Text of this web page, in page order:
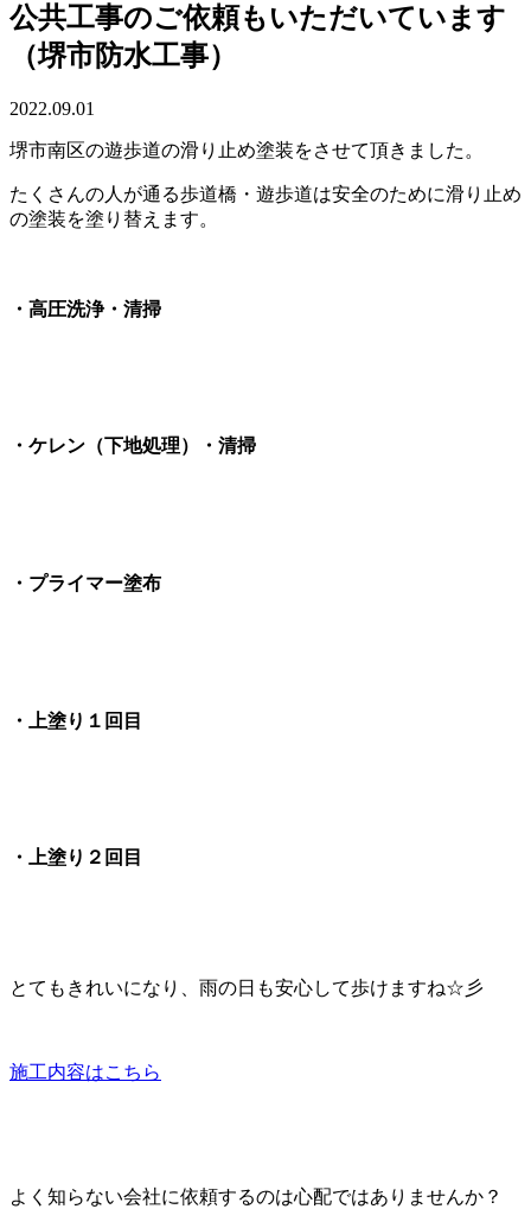
公共工事のご依頼もいただいています
（堺市防水工事）
2022.09.01
堺市南区の遊歩道の滑り止め塗装をさせて頂きました。
たくさんの人が通る歩道橋・遊歩道は安全のために滑り止め
の塗装を塗り替えます。
・高圧洗浄・清掃
・ケレン（下地処理）・清掃
・プライマー塗布
・上塗り１回目
・上塗り２回目
とてもきれいになり、雨の日も安心して歩けますね☆彡
施工内容はこちら
よく知らない会社に依頼するのは心配ではありませんか？